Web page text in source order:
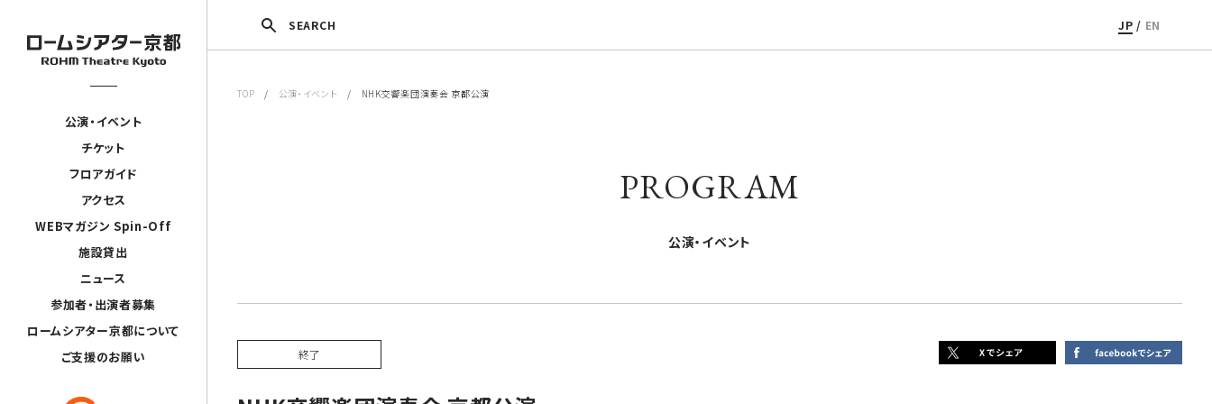
公演・イベント
チケット
フロアガイド
アクセス
WEBマガジン Spin-Off
施設貸出
ニュース
参加者・出演者募集
ロームシアター京都について
ご支援のお願い
SEARCH JP / EN
TOP / 公演・イベント / NHK交響楽団演奏会 京都公演
PROGRAM
公演・イベント
終了